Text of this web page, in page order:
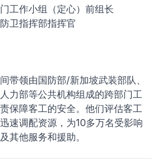
工作小组（定心）前组长
卫指挥部指挥官
带领由国防部/新加坡武装部队、
力部等公共机构组成的跨部门工
保障客工的安全。他们评估客工
速调配资源，为10多万名受影响
其他服务和援助。